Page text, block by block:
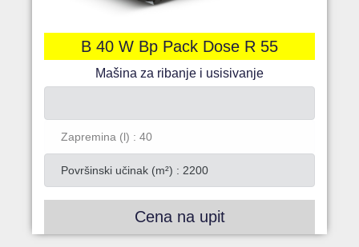
B 40 W Bp Pack Dose R 55
Mašina za ribanje i usisivanje
Zapremina (l) : 40
Površinski učinak (m²) : 2200
Cena na upit